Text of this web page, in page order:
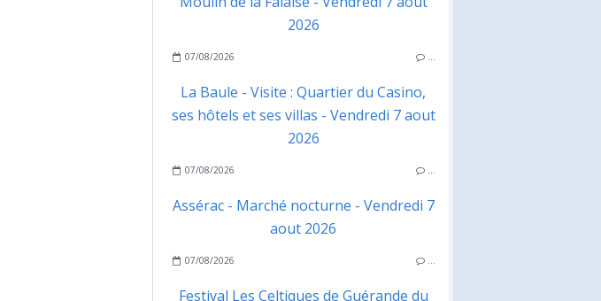
2026
07/08/2026 …
La Baule - Visite : Quartier du Casino,
ses hôtels et ses villas - Vendredi 7 aout
2026
07/08/2026 …
Assérac - Marché nocturne - Vendredi 7
aout 2026
07/08/2026 …
Festival Les Celtiques de Guérande du